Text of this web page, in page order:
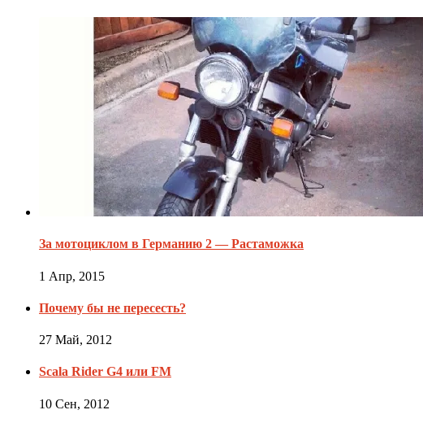
За мотоциклом в Германию 2 — Растаможка
1 Апр, 2015
Почему бы не пересесть?
27 Май, 2012
Scala Rider G4 или FM
10 Сен, 2012